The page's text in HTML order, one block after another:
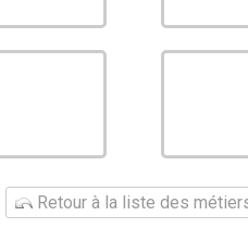
Retour à la liste des